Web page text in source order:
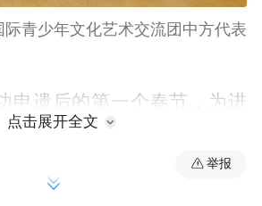
际青少年文化艺术交流团中方代表
申遗后的第一个春节，为进
世界文化的交流互鉴，增进
之间的友谊，受联合国教科
UCA和法中文化艺术交流中
点击展开全文
举报